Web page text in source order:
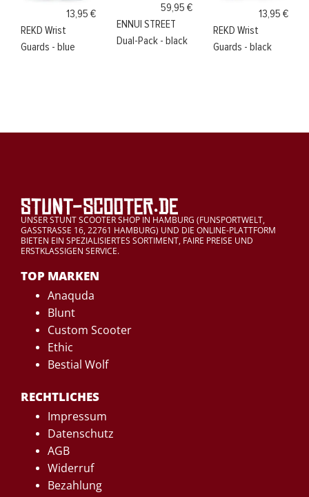
13,95 €
REKD Wrist
Guards - blue
59,95 €
ENNUI STREET
Dual-Pack - black
13,95 €
REKD Wrist
Guards - black
UNSER STUNT SCOOTER SHOP IN HAMBURG (FUNSPORTWELT,
GASSTRASSE 16, 22761 HAMBURG) UND DIE ONLINE-PLATTFORM
BIETEN EIN SPEZIALISIERTES SORTIMENT, FAIRE PREISE UND
ERSTKLASSIGEN SERVICE.
TOP MARKEN
Anaquda
Blunt
Custom Scooter
Ethic
Bestial Wolf
RECHTLICHES
Impressum
Datenschutz
AGB
Widerruf
Bezahlung